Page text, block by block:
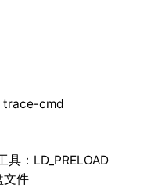
trace-cmd
：LD_PRELOAD
文件